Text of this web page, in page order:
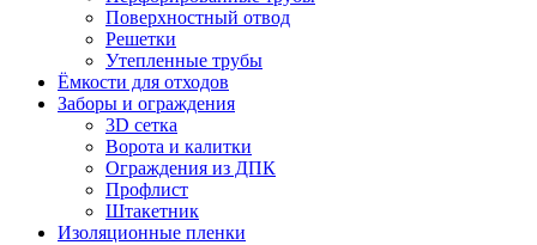
Поверхностный отвод
Решетки
Утепленные трубы
Ёмкости для отходов
Заборы и ограждения
3D сетка
Ворота и калитки
Ограждения из ДПК
Профлист
Штакетник
Изоляционные пленки